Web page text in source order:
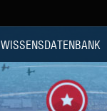
WISSENSDATENBANK